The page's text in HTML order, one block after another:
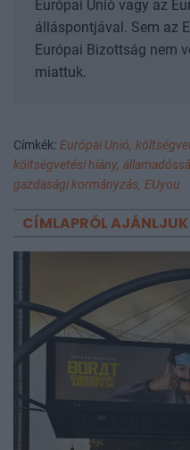
Európai Unió vagy az
álláspontjával. Sem az
Európai Bizottság nem
miattuk.
Címkék: Európai Unió,
költségvetési hiány,
gazdasági kormányzás, EUyou
CÍMLAPRÓL AJÁNLJUK